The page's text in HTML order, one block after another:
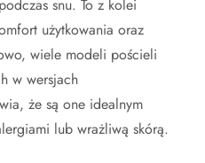
snu. To z kolei
użytkowania oraz
wiele modeli pościeli
w wersjach
że są one idealnym
lub wrażliwą skórą.